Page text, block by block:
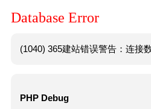
Database Error
(1040) 365建站错误警告：连接
PHP Debug